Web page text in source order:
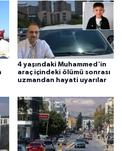
4 yaşındaki Muhammed'in
araç içindeki ölümü sonrası
uzmandan hayati uyarılar